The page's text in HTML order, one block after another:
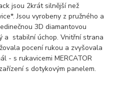
jsou 2krát silnější než
Jsou vyrobeny z pružného a
3D diamantovou
a stabilní úchop. Vnitřní strana
pocení rukou a zvyšovala
- s rukavicemi MERCATOR
s dotykovým panelem.